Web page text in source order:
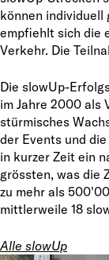
können individuell
empfiehlt sich die
Verkehr. Die
Die slowUp-
im Jahre 2000 als
stürmisches
der Events und
in kurzer Zeit ein
grössten, was die
zu mehr als
mittlerweile 18
Alle slowUp